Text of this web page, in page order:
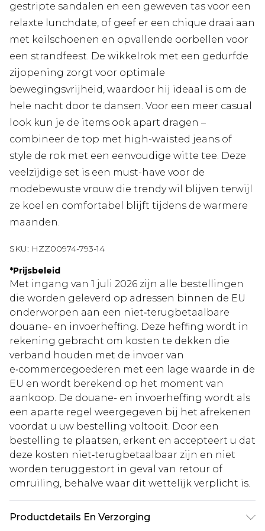
gestripte sandalen en een geweven tas voor een
relaxte lunchdate, of geef er een chique draai aan
met keilschoenen en opvallende oorbellen voor
een strandfeest. De wikkelrok met een gedurfde
zijopening zorgt voor optimale
bewegingsvrijheid, waardoor hij ideaal is om de
hele nacht door te dansen. Voor een meer casual
look kun je de items ook apart dragen –
combineer de top met high-waisted jeans of
style de rok met een eenvoudige witte tee. Deze
veelzijdige set is een must-have voor de
modebewuste vrouw die trendy wil blijven terwijl
ze koel en comfortabel blijft tijdens de warmere
maanden.
SKU: HZZ00974-793-14
*Prijsbeleid
Met ingang van 1 juli 2026 zijn alle bestellingen
die worden geleverd op adressen binnen de EU
onderworpen aan een niet‑terugbetaalbare
douane- en invoerheffing. Deze heffing wordt in
rekening gebracht om kosten te dekken die
verband houden met de invoer van
e‑commercegoederen met een lage waarde in de
EU en wordt berekend op het moment van
aankoop. De douane- en invoerheffing wordt als
een aparte regel weergegeven bij het afrekenen
voordat u uw bestelling voltooit. Door een
bestelling te plaatsen, erkent en accepteert u dat
deze kosten niet‑terugbetaalbaar zijn en niet
worden teruggestort in geval van retour of
omruiling, behalve waar dit wettelijk verplicht is.
Productdetails En Verzorging